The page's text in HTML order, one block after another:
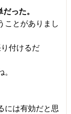
った。
ことがありまし
付けるだ
には有効だと思